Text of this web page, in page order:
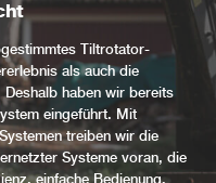
Tiltrotator-
als auch die
haben wir bereits
eingeführt. Mit
treiben wir die
Systeme voran, die
einfache Bedienung,